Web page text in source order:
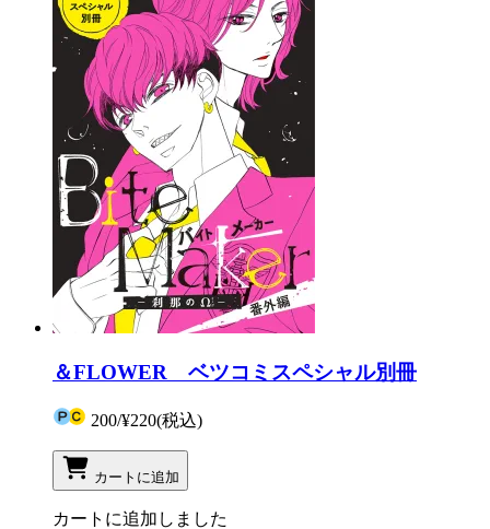
＆FLOWER ベツコミスペシャル別冊
200/¥220(税込)
カートに追加
カートに追加しました